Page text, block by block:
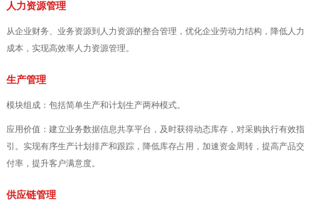
人力资源管理
从企业财务、业务资源到人力资源的整合管理，优化企业劳动力结构，降低人力
成本，实现高效率人力资源管理。
生产管理
模块组成：包括简单生产和计划生产两种模式。
应用价值：建立业务数据信息共享平台，及时获得动态库存，对采购执行有效指
引。实现有序生产计划排产和跟踪，降低库存占用，加速资金周转，提高产品交
付率，提升客户满意度。
供应链管理